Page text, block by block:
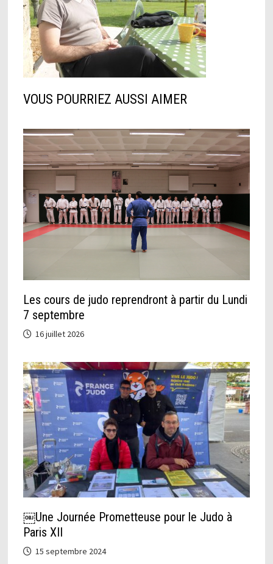
VOUS POURRIEZ AUSSI AIMER
Les cours de judo reprendront à partir du Lundi
7 septembre
16 juillet 2026
￼Une Journée Prometteuse pour le Judo à
Paris XII
15 septembre 2024